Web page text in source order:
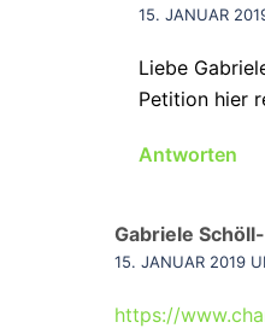
15. JANUAR
Liebe
Petition hier
Antworten
Gabriele
15. JANUAR 2019
https://